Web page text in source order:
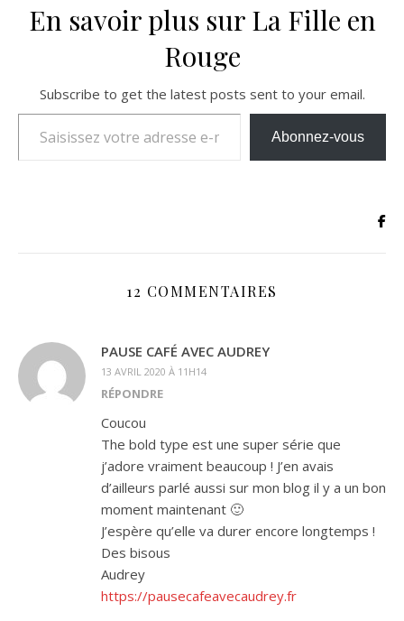
En savoir plus sur La Fille en
Rouge
Subscribe to get the latest posts sent to your email.
Saisissez votre adresse e-mail…
Abonnez-vous
12 COMMENTAIRES
PAUSE CAFÉ AVEC AUDREY
13 AVRIL 2020 À 11H14
RÉPONDRE
Coucou
The bold type est une super série que
j’adore vraiment beaucoup ! J’en avais
d’ailleurs parlé aussi sur mon blog il y a un bon
moment maintenant 🙂
J’espère qu’elle va durer encore longtemps !
Des bisous
Audrey
https://pausecafeavecaudrey.fr